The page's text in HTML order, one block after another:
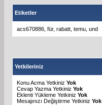
Etiketler
acs670886 für, rabatt temu und
Yetkileriniz
Konu Acma Yetkiniz Yok
Cevap Yazma Yetkiniz Yok
Eklenti Yükleme Yetkiniz Yok
Mesajınızı Değiştirme Yetkiniz Yok